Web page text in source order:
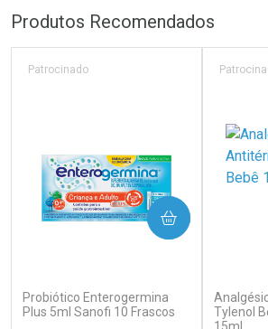
FECHAR
Laboratório
Ativar Desconto
FECHAR
Por Menos
Ativar
Por
Produtos Recomendados
Probiótico Enterogermina
Plus 5ml Sanofi 10 Frascos
Patrocinado
COMPRAR
Tylenol